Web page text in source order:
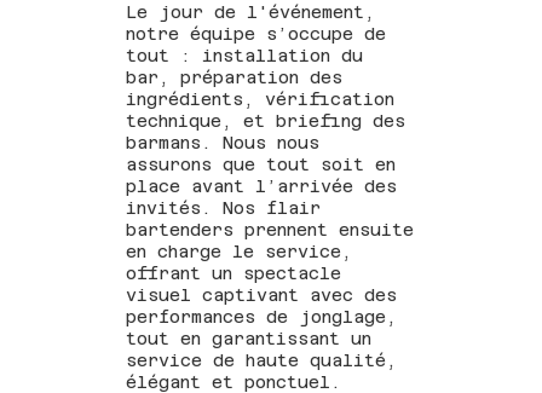
Le jour de l'événement,
notre équipe s’occupe de
tout : installation du
bar, préparation des
ingrédients, vérification
technique, et briefing des
barmans. Nous nous
assurons que tout soit en
place avant l’arrivée des
invités. Nos flair
bartenders prennent ensuite
en charge le service,
offrant un spectacle
visuel captivant avec des
performances de jonglage,
tout en garantissant un
service de haute qualité,
élégant et ponctuel.